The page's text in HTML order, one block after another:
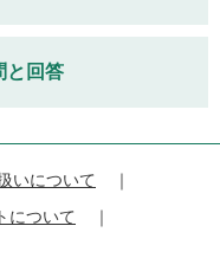
と回答
いについて
について